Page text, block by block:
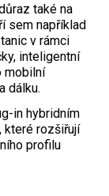
také na
sem například
v rámci
inteligentní
mobilní
dálku.
in hybridním
které rozšiřují
profilu